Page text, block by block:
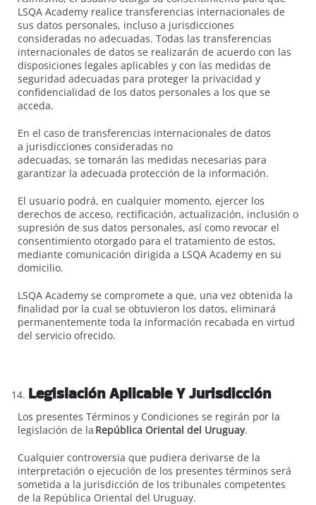
LSQA Academy realice transferencias internacionales de
sus datos personales, incluso a jurisdicciones
consideradas no adecuadas. Todas las transferencias
internacionales de datos se realizarán de acuerdo con las
disposiciones legales aplicables y con las medidas de
seguridad adecuadas para proteger la privacidad y
confidencialidad de los datos personales a los que se
acceda.
En el caso de transferencias internacionales de datos
a jurisdicciones consideradas no
adecuadas, se tomarán las medidas necesarias para
garantizar la adecuada protección de la información.
El usuario podrá, en cualquier momento, ejercer los
derechos de acceso, rectificación, actualización, inclusión o
supresión de sus datos personales, así como revocar el
consentimiento otorgado para el tratamiento de estos,
mediante comunicación dirigida a LSQA Academy en su
domicilio.
LSQA Academy se compromete a que, una vez obtenida la
finalidad por la cual se obtuvieron los datos, eliminará
permanentemente toda la información recabada en virtud
del servicio ofrecido.
Legislación Aplicable Y Jurisdicción
Los presentes Términos y Condiciones se regirán por la
legislación de la República Oriental del Uruguay.
Cualquier controversia que pudiera derivarse de la
interpretación o ejecución de los presentes términos será
sometida a la jurisdicción de los tribunales competentes
de la República Oriental del Uruguay.